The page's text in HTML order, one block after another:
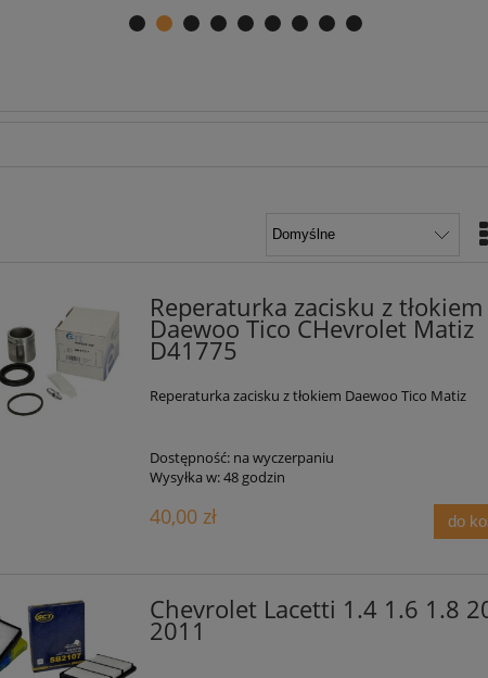
Reperaturka zacisku z tłokiem
Daewoo Tico CHevrolet Matiz
D41775
Reperaturka zacisku z tłokiem Daewoo Tico Matiz
Dostępność: na wyczerpaniu
Wysyłka w:48 godzin
40,00 zł do
Chevrolet Lacetti 1.4 1.6 1.8
2011